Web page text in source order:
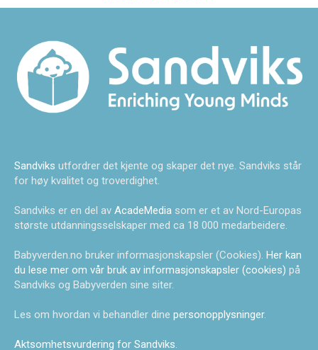
Sandviks utfordrer det kjente og skaper det nye. Sandviks står
for høy kvalitet og troverdighet.
Sandviks er en del av AcadeMedia som er et av Nord-Europas
største utdanningsselskaper med ca 18 000 medarbeidere.
Babyverden.no bruker informasjonskapsler (Cookies). Her kan
du lese mer om vår bruk av informasjonskapsler (cookies) på
Sandviks og Babyverden sine siter.
Les om hvordan vi behandler dine personopplysninger.
Aktsomhetsvurdering for Sandviks.